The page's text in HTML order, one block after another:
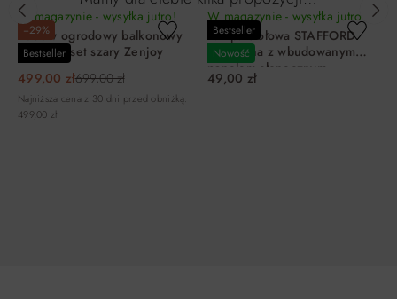
−29%
Bestseller
W magazynie - wysyłka jutro!
Zestaw ogrodowy balkonowy
NATTY 3-set szary Zenjoy
499,00 zł699,00 zł
Najniższa cena z 30 dni przed obniżką:
499,00 zł
Bestseller
Nowość
W magazynie - wysyłka jutro!
Lampa stołowa STAFFORD
ładowalna z wbudowanym
panelem słonecznym
brązowo-czarna
49,00 zł